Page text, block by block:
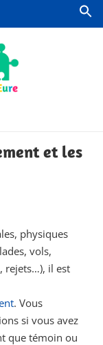
et les
physiques
vols,
rejets…), il est
. Vous
si vous avez
que témoin ou